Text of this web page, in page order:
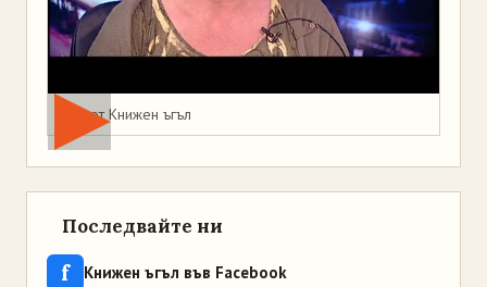
Мая от Книжен ъгъл
Последвайте ни
f Книжен ъгъл във Facebook